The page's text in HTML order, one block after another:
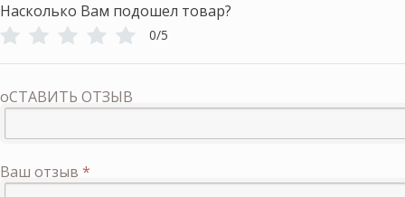
Насколько Вам подошел товар?
0/5
оСТАВИТЬ ОТЗЫВ
Ваш отзыв *